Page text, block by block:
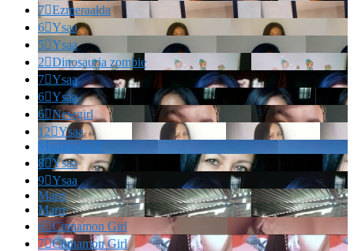
7Ezmeraalda
6Ysaa
5Ysaa
2Dinosauria zombie
7Ysaa
6Ysaa
6Newgirl
12Ysaa
Marianella!!!
8Ysaa
9Ysaa
Marrr
Marrr
6Cinnamon Girl
7Cinnamon Girl